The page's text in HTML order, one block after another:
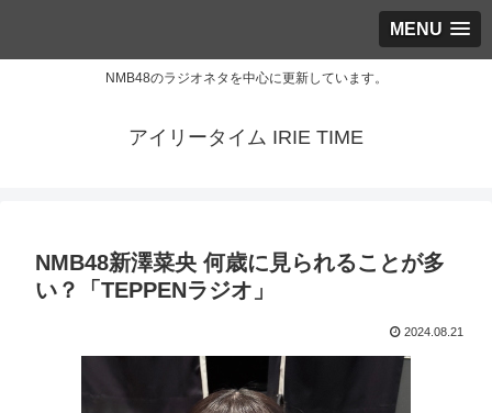
MENU
NMB48のラジオネタを中心に更新しています。
アイリータイム IRIE TIME
NMB48新澤菜央 何歳に見られることが多
い？「TEPPENラジオ」
2024.08.21